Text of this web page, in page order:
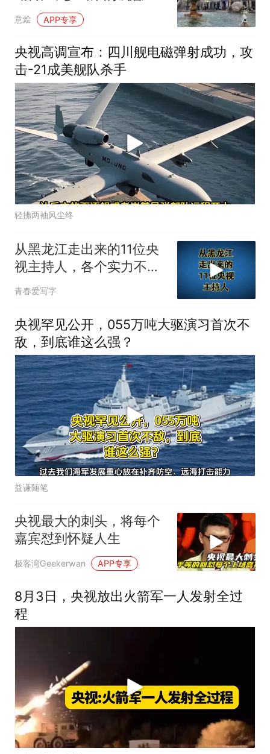
花？
意烩 APP专享
央视高调宣布：四川舰电磁弹射成功，攻
击-21成美舰队杀手
轻拂两袖风尘终
从黑龙江走出来的11位央
视主持人，各个实力不
凡，你认识几个？
青春爱写字
央视罕见公开，055万吨大驱演习首次不
敌，到底谁这么强？
益谦随笔
央视最大的刺头，将每个
嘉宾怼到怀疑人生
极客湾Geekerwan APP专享
8月3日，央视放出火箭军一人发射全过
程